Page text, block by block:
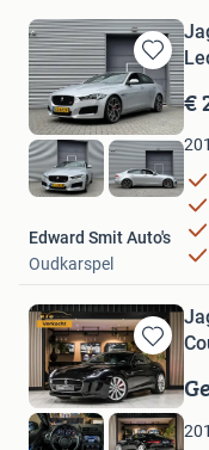
Bewaren
in
Mijn
Favorieten
€
Edward Smit Auto's
Oudkarspel
Bewaren
in
Mijn
Favorieten